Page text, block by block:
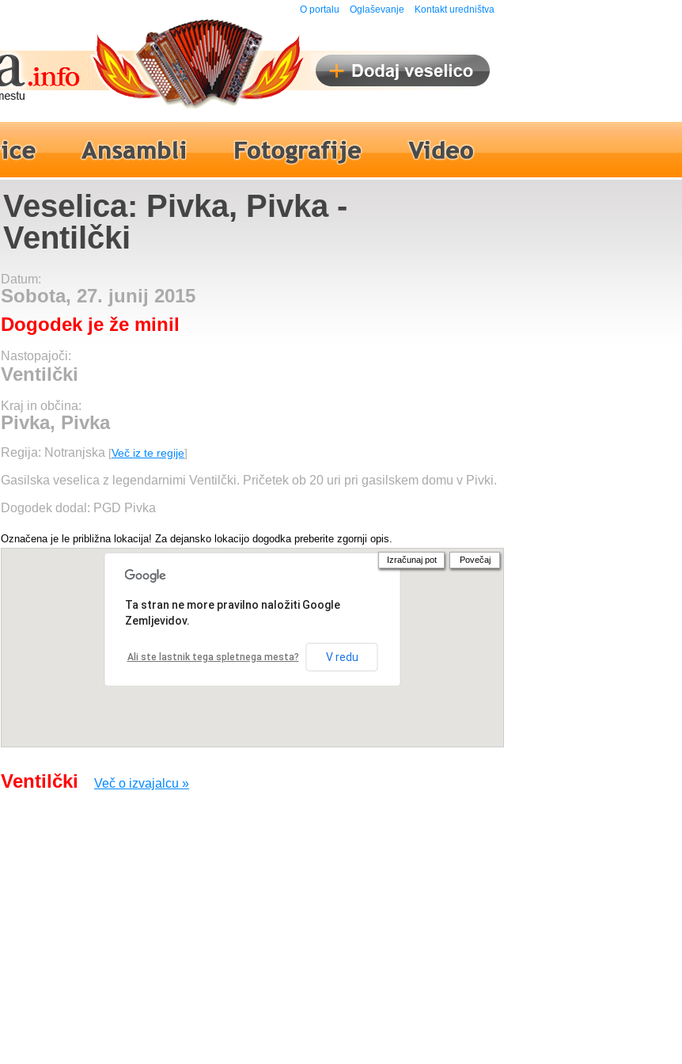
O portalu Oglaševanje Kontakt uredništva
Veselica: Pivka, Pivka -
Ventilčki
Datum:
Sobota, 27. junij 2015
Dogodek je že minil
Nastopajoči:
Ventilčki
Kraj in občina:
Pivka, Pivka
Regija: Notranjska [Več iz te regije]
Gasilska veselica z legendarnimi Ventilčki. Pričetek ob 20 uri pri gasilskem domu v Pivki.
Dogodek dodal: PGD Pivka
Označena je le približna lokacija! Za dejansko lokacijo dogodka preberite zgornji opis.
Ta stran ne more pravilno naložiti Google
Zemljevidov.
Ali ste lastnik tega spletnega mesta? V redu
Izračunaj pot Povečaj
Ventilčki Več o izvajalcu »